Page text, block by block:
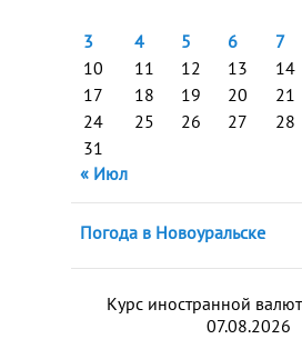
3
4 5 6 7
10
11 12 13 14
17
18 19 20 21
24
25 26 27 28
31
« Июл
Погода в Новоуральске
Курс иностранной
07.08.2026